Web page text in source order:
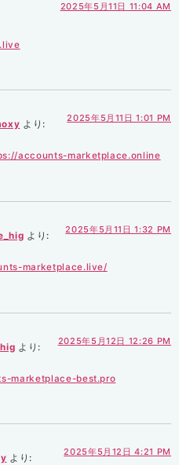
2025年5月11日 11:04 AM
より:
2025年5月11日 1:01 PM
accounts-marketplace.online
より:
2025年5月11日 1:32 PM
marketplace.live/
より:
2025年5月12日 12:26 PM
marketplace-best.pro
より:
2025年5月12日 4:21 PM